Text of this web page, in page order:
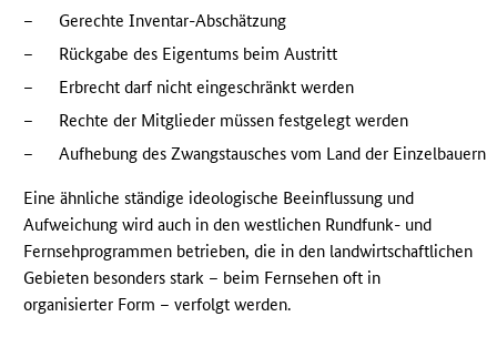
–
Gerechte Inventar-Abschätzung
–
Rückgabe des Eigentums beim Austritt
–
Erbrecht darf nicht eingeschränkt werden
–
Rechte der Mitglieder müssen festgelegt werden
–
Aufhebung des Zwangstausches vom Land der Einzelbauern
Eine ähnliche ständige ideologische Beeinflussung und
Aufweichung wird auch in den westlichen Rundfunk- und
Fernsehprogrammen betrieben, die in den landwirtschaftlichen
Gebieten besonders stark – beim Fernsehen oft in
organisierter Form – verfolgt werden.